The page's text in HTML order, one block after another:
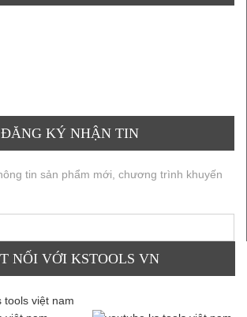
ĐĂNG KÝ NHẬN TIN
tin sản phẩm mới, chương trình khuyến
NỐI VỚI KSTOOLS VN